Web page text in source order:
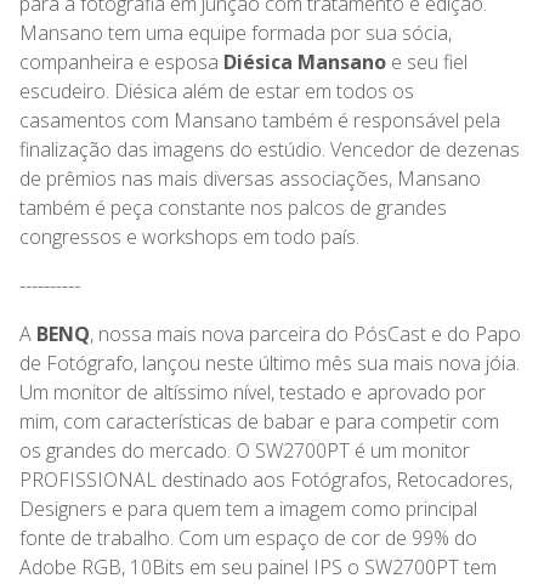
Mansano tem uma equipe formada por sua sócia,
companheira e esposa Diésica Mansano e seu fiel
escudeiro. Diésica além de estar em todos os
casamentos com Mansano também é responsável pela
finalização das imagens do estúdio. Vencedor de dezenas
de prêmios nas mais diversas associações, Mansano
também é peça constante nos palcos de grandes
congressos e workshops em todo país.​
----------
A BENQ, nossa mais nova parceira do PósCast e do Papo
de Fotógrafo, lançou neste último mês sua mais nova jóia.
Um monitor de altíssimo nível, testado e aprovado por
mim, com características de babar e para competir com
os grandes do mercado. O SW2700PT é um monitor
PROFISSIONAL destinado aos Fotógrafos, Retocadores,
Designers e para quem tem a imagem como principal
fonte de trabalho. Com um espaço de cor de 99% do
Adobe RGB, 10Bits em seu painel IPS o SW2700PT tem